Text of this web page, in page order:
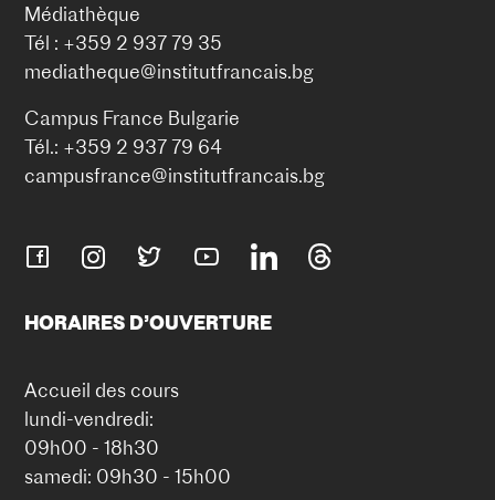
Médiathèque
Tél : +359 2 937 79 35
mediatheque@institutfrancais.bg
Campus France Bulgarie
Tél.: +359 2 937 79 64
campusfrance@institutfrancais.bg
HORAIRES D’OUVERTURE
Accueil des cours
lundi-vendredi:
09h00 - 18h30
samedi: 09h30 - 15h00